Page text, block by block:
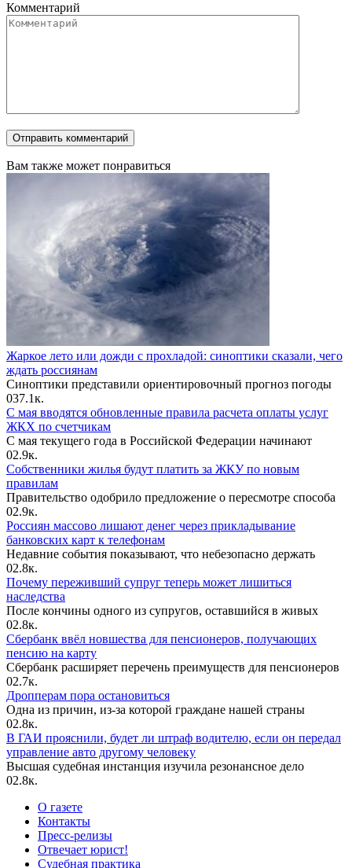
Комментарий
Вам также может понравиться
Жаркое лето или дожди с прохладой: синоптики сказали, чего
ждать россиянам
Синоптики представили ориентировочный прогноз погоды
037.1к.
С мая вводятся обновленные правила расчета оплаты услуг
ЖКХ по счетчикам
С мая текущего года в Российской Федерации начинают
02.9к.
Собственники жилья будут платить за ЖКУ по новым
правилам
Правительство одобрило предложение о пересмотре способа
02.9к.
Россиян массово лишают денег через прикладывание
банковских карт к телефонам
Недавние события показывают, что небезопасно держать
02.8к.
Почему переживший супруг теперь может лишиться
наследства
После кончины одного из супругов, оставшийся в живых
02.8к.
Сбербанк ввёл новшества для пенсионеров, получающих
пенсию на карту
Сбербанк расширяет перечень преимуществ для пенсионеров
02.7к.
Дропперам пора остановиться
Одна из причин, из-за которой граждане нашей страны
02.8к.
В ГАИ прояснили, будет ли штраф водителю, если он передал
управление авто другому человеку
Высшая судебная инстанция изучила резонансное дело
02.8к.
О газете
Контакты
Пресс-релизы
Отвечает юрист!
Судебная практика